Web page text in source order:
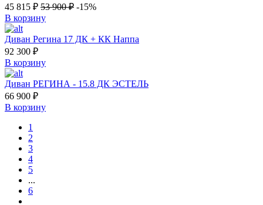
45 815 ₽ 53 900₽ -15%
В корзину
Диван Регина 17 ДК + КК Наппа
92 300 ₽
В корзину
Диван РЕГИНА - 15.8 ДК ЭСТЕЛЬ
66 900 ₽
В корзину
1
2
3
4
5
...
6